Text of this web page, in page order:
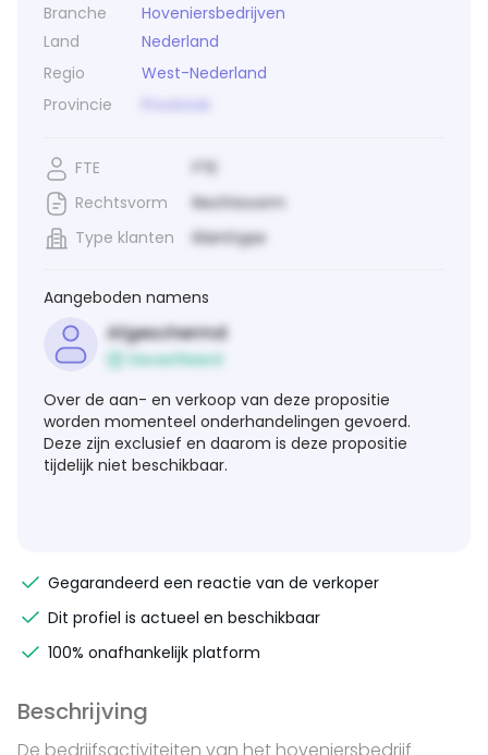
Branche
Hoveniersbedrijven
Land
Nederland
Regio
West-Nederland
Provincie
Provincie
FTE
FTE
Rechtsvorm
Rechtsvorm
Type klanten
Klanttype
Aangeboden namens
Afgeschermd
Geverifieerd
Over de aan- en verkoop van deze propositie
worden momenteel onderhandelingen gevoerd.
Deze zijn exclusief en daarom is deze propositie
tijdelijk niet beschikbaar.
Gegarandeerd een reactie van de verkoper
Dit profiel is actueel en beschikbaar
100% onafhankelijk platform
Beschrijving